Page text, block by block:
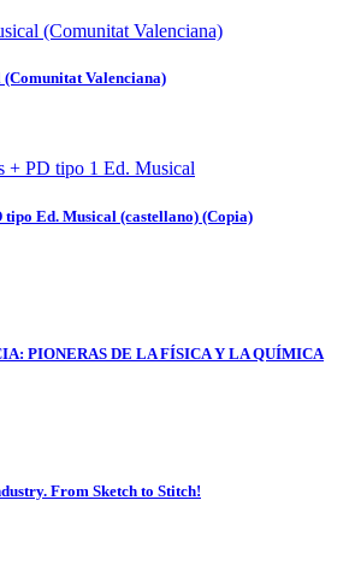
Valenciana)
tipo Ed. Musical (castellano) (Copia)
PIONERAS DE LA FÍSICA Y LA QUÍMICA
From Sketch to Stitch!